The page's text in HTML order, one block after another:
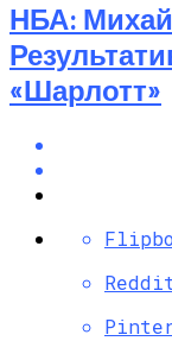
НБА:
«Шарлотт»
Reddit